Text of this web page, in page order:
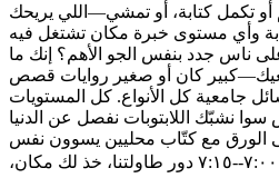
أو تكمل كتابة، أو تمشي—اللي يريحك
وأي مستوى خبرة مكان تشتغل فيه
ناس جدد بنفس الجو الأهم؟ إنك ما
كان أو صغير روايات قصص
جامعية كل الأنواع. كل المستويات
نشبّك اللابتوبات نفصل عن الدنيا
الورق مع كتّاب محليين يسوون نفس
الشي ### 🕰️ الجدول ٧:٠٠--٧:١٥ دور طاولتنا، خذ لك مكان،